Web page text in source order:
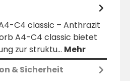
C4 classic – Anthrazit
A4-C4 classic bietet
zur struktu… Mehr
& Sicherheit